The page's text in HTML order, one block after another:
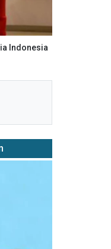
Indonesia